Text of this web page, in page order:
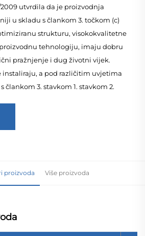
2009 utvrdila da je proizvodnja
u skladu s člankom 3. točkom (c)
strukturu, visokokvalitetne
tehnologiju, imaju dobru
pražnjenje i dug životni vijek.
instaliraju, a pod različitim uvjetima
člankom 3. stavkom 1. stavkom 2.
proizvoda Više proizvoda